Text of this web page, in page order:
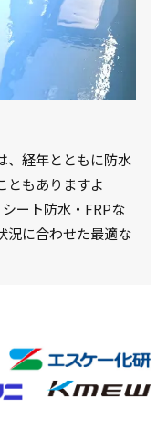
、経年とともに防水
ともありますよ
ート防水・FRPな
況に合わせた最適な